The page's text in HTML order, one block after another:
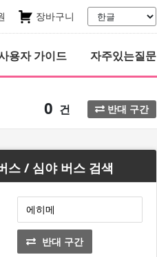
장바구니
용자 가이드 자주있는질문
0 건 반대 구간
스 / 심야 버스 검색
반대 구간